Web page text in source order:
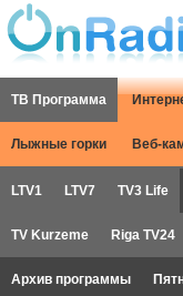
ТВ Программа
Лыжные горки Веб-
LTV1 LTV7 TV3 Life
TV Kurzeme Riga TV24
Архив программы